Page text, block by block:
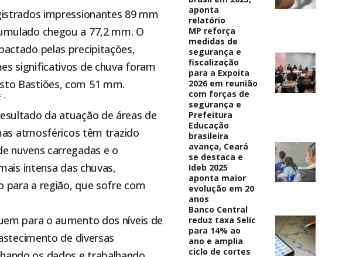
impressionantes 89 mm
chegou a 77,2 mm. O
pelas precipitações,
significativos de chuva foram
Bastiões, com 51 mm.
-
da atuação de áreas de
atmosféricos têm trazido
nuvens carregadas e o
intensa das chuvas,
para a região, que sofre com
para o aumento dos níveis de
de diversas
aponta
relatório
MP reforça
medidas de
segurança e
fiscalização
para a Expoita
2026 em reunião
com forças de
segurança e
Prefeitura
Educação
brasileira
avança, Ceará
se destaca e
Ideb 2025
aponta maior
evolução em 20
anos
Banco Central
reduz taxa Selic
para 14% ao
ano e amplia
ciclo de cortes